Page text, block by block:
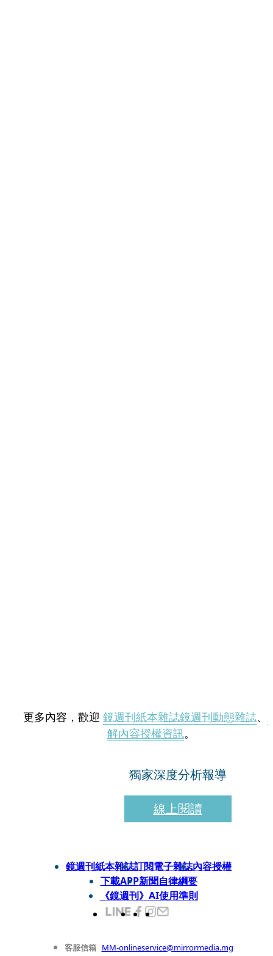
更多內容，歡迎 鏡週刊紙本雜誌鏡週刊動態雜誌、
解內容授權資訊。
獨家深度分析報導
線上閱讀
鏡週刊紙本雜誌訂閱電子雜誌內容授權
下載APP新聞自律綱要
《鏡週刊》AI使用準則
客服信箱 MM-onlineservice@mirrormedia.mg